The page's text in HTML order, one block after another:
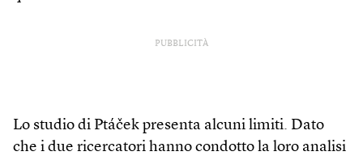
PUBBLICITÀ
Lo studio di Ptáček presenta alcuni limiti. Dato
che i due ricercatori hanno condotto la loro analisi